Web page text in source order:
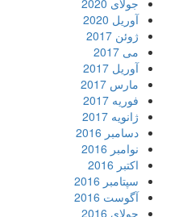
جولای 2020
آوریل 2020
ژوئن 2017
می 2017
آوریل 2017
مارس 2017
فوریه 2017
ژانویه 2017
دسامبر 2016
نوامبر 2016
اکتبر 2016
سپتامبر 2016
آگوست 2016
جولای 2016